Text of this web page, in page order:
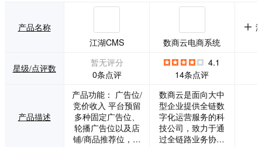
产品名称
江湖CMS
数商云电商系统
星级/点评数
暂无评分
0条点评
4.1
14条点评
产品描述
产品功能： 广告位/
竞价收入 平台预留
多种固定广告位、
轮播广告位以及店
铺/商品推荐位，大
数商云是面向大中
型企业提供全链数
字化运营服务的科
技公司，致力于通
过全链路业务协同